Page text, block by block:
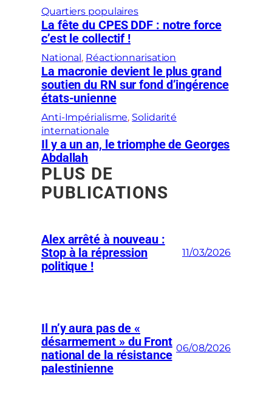
Quartiers populaires
La fête du CPES DDF : notre force
c’est le collectif !
National, Réactionnarisation
La macronie devient le plus grand
soutien du RN sur fond d’ingérence
états-unienne
Anti-Impérialisme, Solidarité
internationale
Il y a un an, le triomphe de Georges
Abdallah
PLUS DE
PUBLICATIONS
Alex arrêté à nouveau :
Stop à la répression
politique !
11/03/2026
Il n’y aura pas de «
désarmement » du Front
national de la résistance
palestinienne
06/08/2026